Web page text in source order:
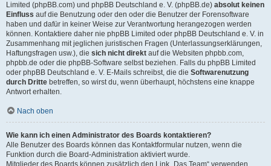
Limited (phpBB.com) und phpBB Deutschland e. V. (phpBB.de) absolut keinen
Einfluss auf die Benutzung oder den oder die Benutzer der Forensoftware
haben und dafür in keiner Weise zur Verantwortung herangezogen werden
können. Kontaktiere daher nie phpBB Limited oder phpBB Deutschland e. V. in
Zusammenhang mit jeglichen juristischen Fragen (Unterlassungserklärungen,
Haftungsfragen usw.), die sich nicht direkt auf die Websiten phpbb.com,
phpbb.de oder die phpBB-Software selbst beziehen. Falls du phpBB Limited
oder phpBB Deutschland e. V. E-Mails schreibst, die die Softwarenutzung
durch Dritte betreffen, so wirst du, wenn überhaupt, höchstens eine knappe
Antwort erhalten.
Nach oben
Wie kann ich einen Administrator des Boards kontaktieren?
Alle Benutzer des Boards können das Kontaktformular nutzen, wenn die
Funktion durch die Board-Administration aktiviert wurde.
Mitglieder des Boards können zusätzlich den Link „Das Team“ verwenden.